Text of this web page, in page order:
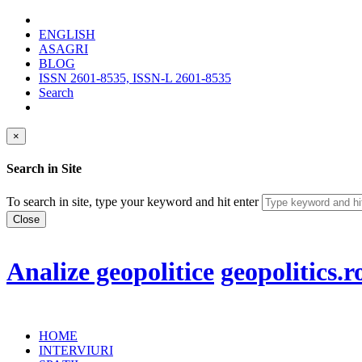
ENGLISH
ASAGRI
BLOG
ISSN 2601-8535, ISSN-L 2601-8535
Search
×
Search in Site
To search in site, type your keyword and hit enter
Close
Analize geopolitice
HOME
INTERVIURI